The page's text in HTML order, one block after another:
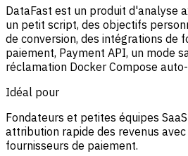
DataFast est un produit d'analyse
un petit script, des objectifs
de conversion, des intégrations de
paiement, Payment API, un mode
réclamation Docker Compose
Idéal pour
Fondateurs et petites équipes
attribution rapide des revenus
fournisseurs de paiement.